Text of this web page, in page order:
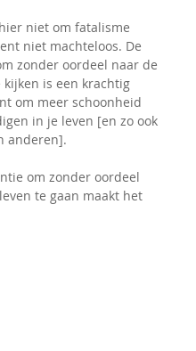
niet om fatalisme
niet machteloos. De
zonder oordeel naar de
is een krachtig
om meer schoonheid
in je leven [en zo ook
anderen].
om zonder oordeel
te gaan maakt het